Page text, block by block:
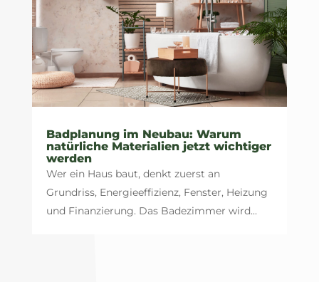
Badplanung im Neubau: Warum
natürliche Materialien jetzt wichtiger
werden
Wer ein Haus baut, denkt zuerst an
Grundriss, Energieeffizienz, Fenster, Heizung
und Finanzierung. Das Badezimmer wird...